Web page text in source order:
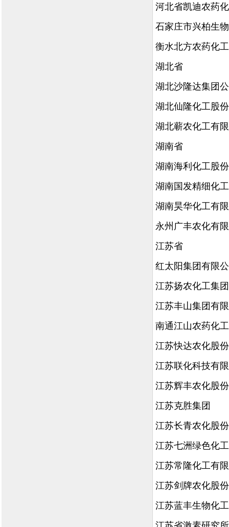
河北省凯迪农药
石家庄市兴柏生
衡水北方农药化
湖北省
湖北沙隆达集团
湖北仙隆化工股
湖北蕲农化工有
湖南省
湖南海利化工股
湖南国发精细化
湖南昊华化工有
永州广丰农化有
江苏省
红太阳集团有限
江苏扬农化工集
江苏丰山集团有
南通江山农药化
江苏快达农化股
江苏联化科技有
江苏辉丰农化股
江苏克胜集团
江苏长青农化股
江苏七洲绿色化
江苏常隆化工有
江苏剑牌农化股
江苏蓝丰生物化